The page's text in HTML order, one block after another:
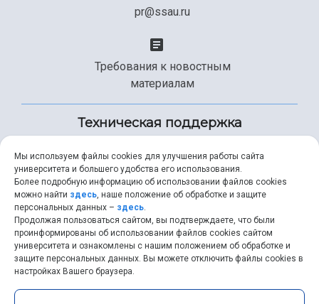
pr@ssau.ru
Требования к новостным
материалам
Техническая поддержка
+7 (846) 267-49-99
help@ssau.ru
Мы используем файлы cookies для улучшения работы сайта
университета и большего удобства его использования.
Более подробную информацию об использовании файлов cookies
можно найти здесь, наше положение об обработке и защите
персональных данных – здесь.
Продолжая пользоваться сайтом, вы подтверждаете, что были
проинформированы об использовании файлов cookies сайтом
университета и ознакомлены с нашим положением об обработке и
защите персональных данных. Вы можете отключить файлы cookies в
настройках Вашего браузера.